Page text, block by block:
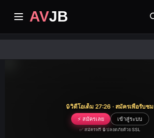
AVJB
วิดีโอระดับพรีเมียม
🔒วิดีโอเต็ม 27:26 · สมัครเพื่อรับชม
⚡ สมัครเลย เข้าสู่ระบบ
✅ สมัครฟรี·🔒 ปลอดภัยด้วย SSL